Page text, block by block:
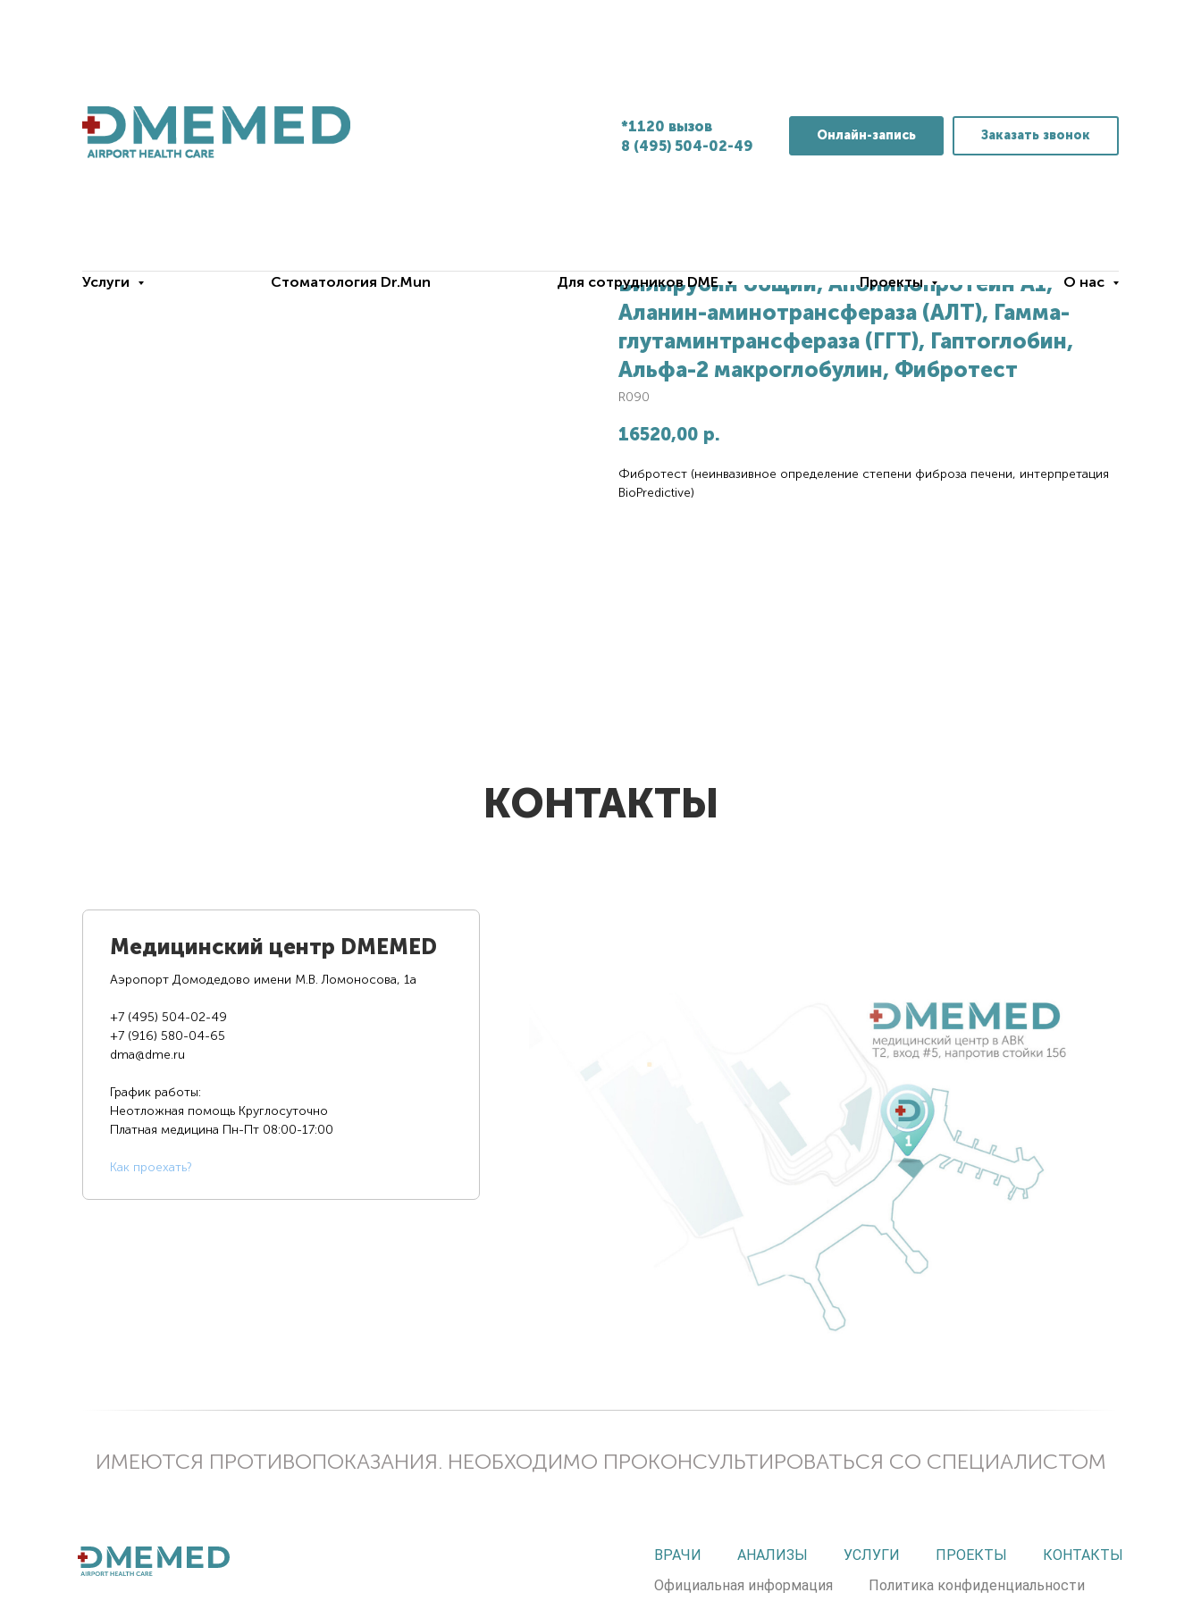
*1120 вызов
8 (495) 504-02-49
Онлайн-запись Заказать звонок
Услуги Стоматология Dr.Mun Для сотрудников DME Проекты О нас
Билирубин общий, Аполипопротеин А1,
Аланин-аминотрансфераза (АЛТ), Гамма-
глутаминтрансфераза (ГГТ), Гаптоглобин,
Альфа-2 макроглобулин, Фибротест
R090
16520,00 р.
Фибротест (неинвазивное определение степени фиброза печени, интерпретация
BioPredictive)
КОНТАКТЫ
Медицинский центр DMEMED
Аэропорт Домодедово имени М.В. Ломоносова, 1а
+7 (495) 504-02-49
+7 (916) 580-04-65
dma@dme.ru
График работы:
Неотложная помощь Круглосуточно
Платная медицина Пн-Пт 08:00-17:00
Как проехать?
ИМЕЮТСЯ ПРОТИВОПОКАЗАНИЯ. НЕОБХОДИМО ПРОКОНСУЛЬТИРОВАТЬСЯ СО СПЕЦИАЛИСТОМ
ВРАЧИ АНАЛИЗЫ УСЛУГИ ПРОЕКТЫ
КОНТАКТЫ
Официальная информация
Политика конфиденциальности